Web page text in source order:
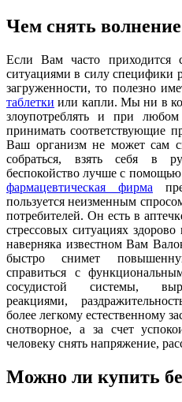
Чем снять волнение
Если Вам часто приходится
ситуациями в силу специфики
загруженности, то полезно
таблетки или капли. Мы ни в
злоупотреблять и при
принимать соответствующие
Ваш организм не может сам
собраться, взять себя в
беспокойство лучше с
фармацевтическая фирма
пользуется неизменным
потребителей. Он есть в
стрессовых ситуациях
наверняка известном Вам
быстро снимет
справиться с
сосудистой системы,
реакциями,
более легкому естественному
снотворное, а за счет
человеку снять напряжение,
Можно ли купить